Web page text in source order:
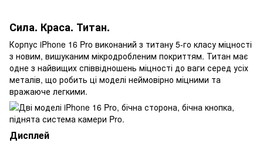
Сила. Краса. Титан.
Корпус iPhone 16 Pro виконаний з титану 5-го класу міцності
з новим, вишуканим мікродробленим покриттям. Титан має
одне з найвищих співвідношень міцності до ваги серед усіх
металів, що робить ці моделі неймовірно міцними та
вражаюче легкими.
Дисплей